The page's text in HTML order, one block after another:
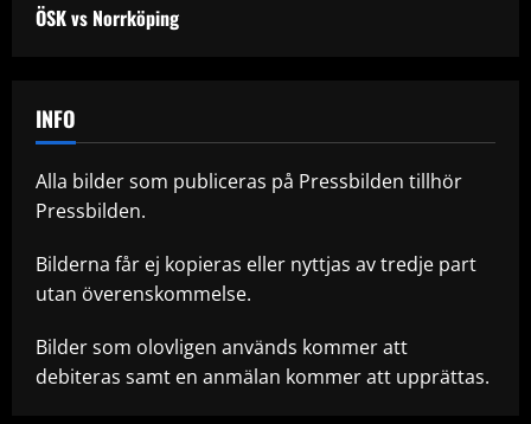
ÖSK vs Norrköping
INFO
Alla bilder som publiceras på Pressbilden tillhör
Pressbilden.
Bilderna får ej kopieras eller nyttjas av tredje part
utan överenskommelse.
Bilder som olovligen används kommer att
debiteras samt en anmälan kommer att upprättas.